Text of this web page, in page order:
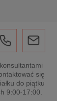
się
do piątku
9:00-17:00.